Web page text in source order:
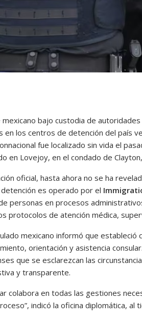
bajo custodia de
en los centros de detención del país
fue localizado sin vida el
en Lovejoy, en el condado de Clayton,
oficial, hasta ahora no se ha
es operado por el
personas en procesos
protocolos de atención médica,
mexicano informó que
orientación y asistencia
que se esclarezcan las
y transparente.
colabora en todas las gestiones
indicó la oficina diplomática, al